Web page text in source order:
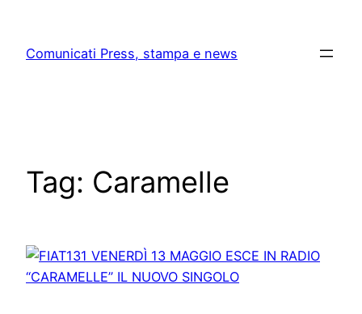
content
Comunicati Press, stampa e news
Tag: Caramelle